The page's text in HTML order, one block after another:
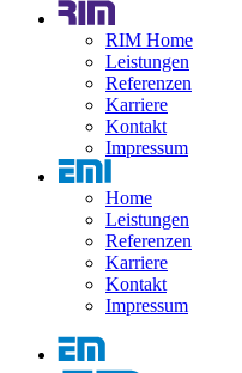
RIM Home
Leistungen
Referenzen
Karriere
Kontakt
Impressum
Home
Leistungen
Referenzen
Karriere
Kontakt
Impressum